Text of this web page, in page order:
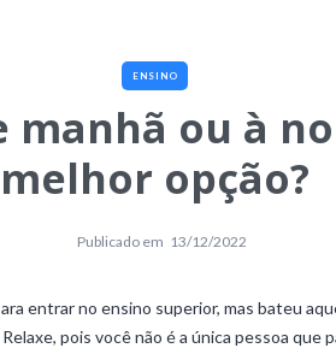
ENSINO
manhã ou à
melhor opção?
Publicado em 13/12/2022
entrar no ensino superior, mas bateu
pois você não é a única pessoa que